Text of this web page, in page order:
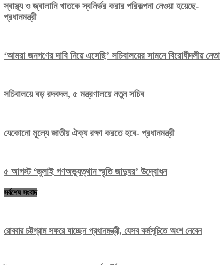
স্বাস্থ্য ও জ্বালানি খাতকে স্বনির্ভর করার পরিকল্পনা নেওয়া হয়েছে-
প্রধানমন্ত্রী
‘আমরা জনগণের দাবি নিয়ে এসেছি’ সচিবালয়ের সামনে বিরোধীদলীয় নেতা
সচিবালয়ে বড় রদবদল, ৫ মন্ত্রণালয়ে নতুন সচিব
যেকোনো মূল্যে জাতীয় ঐক্য রক্ষা করতে হবে- প্রধানমন্ত্রী
৫ আগস্ট ‘জুলাই গণঅভ্যুত্থান স্মৃতি জাদুঘর’ উদ্বোধন
সর্বশেষ সংবাদ
রোববার চট্টগ্রাম সফরে যাচ্ছেন প্রধানমন্ত্রী, যেসব কর্মসূচিতে অংশ নেবেন